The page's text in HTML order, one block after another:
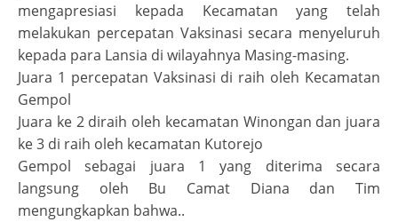
mengapresiasi kepada Kecamatan yang telah
melakukan percepatan Vaksinasi secara menyeluruh
kepada para Lansia di wilayahnya Masing-masing.
Juara 1 percepatan Vaksinasi di raih oleh Kecamatan
Gempol
Juara ke 2 diraih oleh kecamatan Winongan dan juara
ke 3 di raih oleh kecamatan Kutorejo
Gempol sebagai juara 1 yang diterima secara
langsung oleh Bu Camat Diana dan Tim
mengungkapkan bahwa..